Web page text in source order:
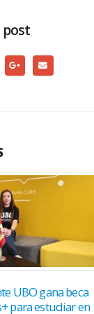
post
UBO gana beca
para estudiar en